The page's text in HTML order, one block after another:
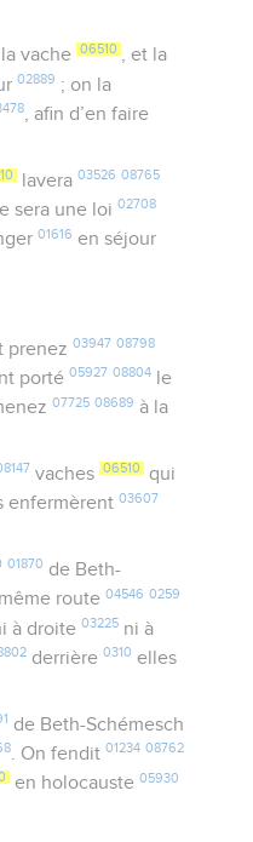
vache 06510 , et la
02889 ; on la
, afin d’en faire
lavera 03526 08765
sera une loi02708
01616 en séjour
prenez 03947 08798
porté05927 08804
le
07725 08689 à la
vaches 06510 qui
enfermèrent03607
01870 de Beth-
route04546 0259
à droite03225 ni à
derrière0310 elles
de Beth-Schémesch
. On fendit01234 08762
en holocauste05930